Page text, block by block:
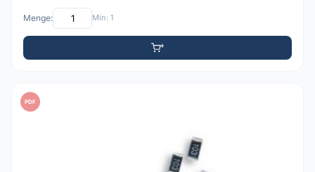
Menge: Min: 1
PDF